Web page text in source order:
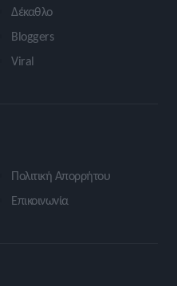
Δέκαθλο
Bloggers
Viral
Πολιτική Απορρήτου
Επικοινωνία